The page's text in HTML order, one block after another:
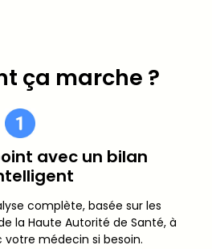
ça marche ?
avec un bilan
complète, basée sur les
la Haute Autorité de Santé, à
médecin si besoin.